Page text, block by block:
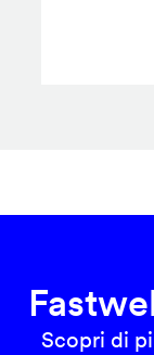
Scopri di